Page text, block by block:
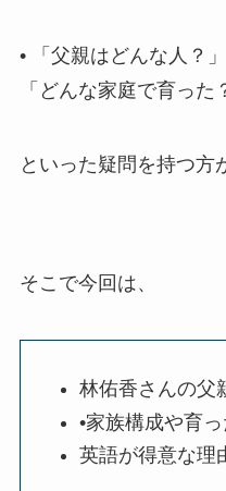
• 「父親はどんな人？
「どんな家庭で育った
といった疑問を持つ方
そこで今回は、
林佑香さんの父
•家族構成や育
英語が得意な理